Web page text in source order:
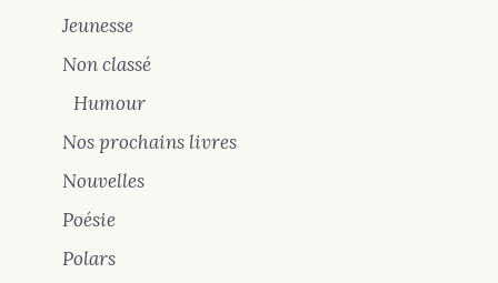
Jeunesse
Non classé
Humour
Nos prochains livres
Nouvelles
Poésie
Polars